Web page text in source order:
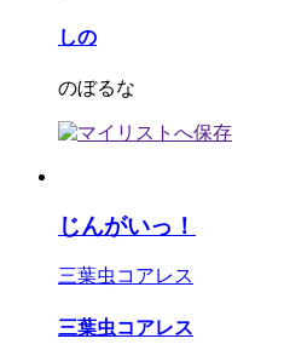
しの
のぼるな
じんがいっ！
三葉虫コアレス
三葉虫コアレス